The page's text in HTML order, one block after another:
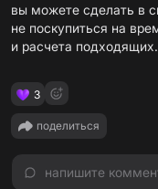
вы можете сделать в
не поскупиться на
и расчета подходящих.
3
поделиться
напишите